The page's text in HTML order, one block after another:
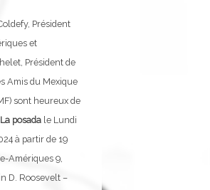
Président
et
Président de
Amis du Mexique
sont heureux de
La posada le Lundi
à partir de 19
Amériques 9,
D. Roosevelt –